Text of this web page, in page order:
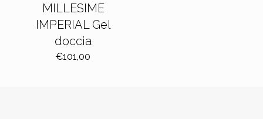
MILLESIME
IMPERIAL Gel
doccia
€101,00